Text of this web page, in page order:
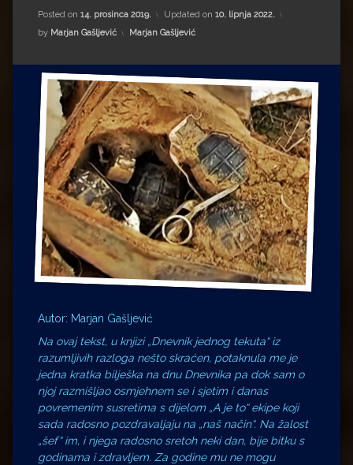
Drugi autori
Drugi autori
Matea Andrić
Ljiljana Lekanić-Kljaić
Željko Krznarić
Mario Lovreković
Miroslav Šantek
Posted on 14. prosinca 2019. Updated on 10. lipnja 2022.
by Marjan Gašljević Kategorije:
Marjan Gašljević
Autor: Marjan Gašljević
Na ovaj tekst, u knjizi „Dnevnik jednog tekuta“ iz
razumljivih razloga nešto skraćen, potaknula me je
jedna kratka bilješka na dnu Dnevnika pa dok sam o
njoj razmišljao osmjehnem se i sjetim i danas
povremenim susretima s dijelom „A je to“ ekipe koji
sada radosno pozdravaljaju na „naš način“. Na žalost
„šef“ im, i njega radosno sretoh neki dan, bije bitku s
godinama i zdravljem. Za godine mu ne mogu